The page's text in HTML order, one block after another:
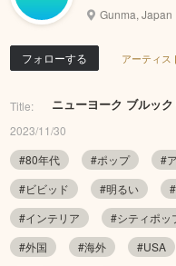
Gunma, Japan
フォローする アーティス
Title: ニューヨーク ブルッ
2023/11/30
#80年代
#ポップ #
#ビビッド
#明るい
#インテリア
#シティポッ
#外国
#海外 #USA